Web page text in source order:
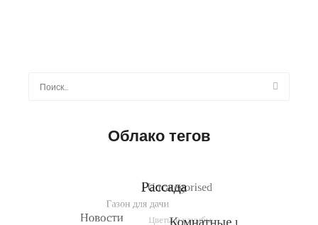
Найти:
Облако тегов